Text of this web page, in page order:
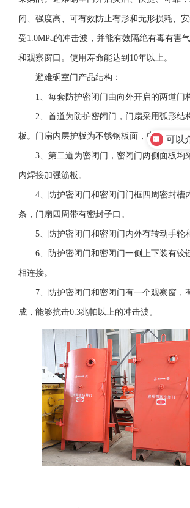
闭、强度高、可有效防止有形和无形损耗、
受1.0MPa的冲击波，并能有效隔绝有毒有害
和观察窗口。使用寿命能达到10年以上。
避难硐室门产品结构：
1、每套防护密闭门由向外开启的两道门
2、首道为防护密闭门，门扇采用弧形结
板。门扇内层护板为不锈钢板面，中间夹有
3、第二道为密闭门，密闭门两侧面板均
内焊接加强筋板。
4、防护密闭门和密闭门门框四周密封槽
条，门扇四周带有密封子口。
5、防护密闭门和密闭门内外有转动手轮
6、防护密闭门和密闭门一侧上下装有铰
相连接。
7、防护密闭门和密闭门有一个观察窗，
成，能够抗击0.3兆帕以上的冲击波。